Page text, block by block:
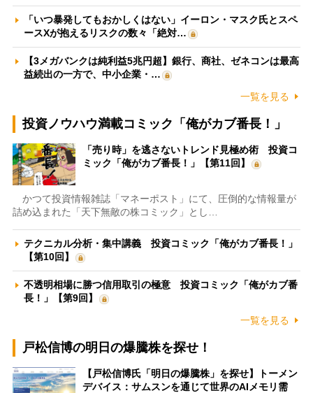
「いつ暴発してもおかしくはない」イーロン・マスク氏とスペ
ースXが抱えるリスクの数々「絶対…
【3メガバンクは純利益5兆円超】銀行、商社、ゼネコンは最高
益続出の一方で、中小企業・…
一覧を見る
投資ノウハウ満載コミック「俺がカブ番長！」
「売り時」を逃さないトレンド見極め術 投資コ
ミック「俺がカブ番長！」【第11回】
かつて投資情報雑誌「マネーポスト」にて、圧倒的な情報量が
詰め込まれた「天下無敵の株コミック」とし…
テクニカル分析・集中講義 投資コミック「俺がカブ番長！」
【第10回】
不透明相場に勝つ信用取引の極意 投資コミック「俺がカブ番
長！」【第9回】
一覧を見る
戸松信博の明日の爆騰株を探せ！
【戸松信博氏「明日の爆騰株」を探せ】トーメン
デバイス：サムスンを通じて世界のAIメモリ需